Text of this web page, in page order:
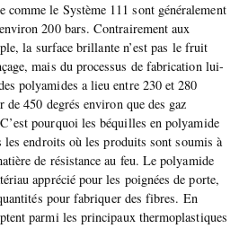
comme le Système 111 sont généralement
200 bars. Contrairement aux
la surface brillante n’est pas le fruit
mais du processus de fabrication lui-
polyamides a lieu entre 230 et 280
de 450 degrés environ que des gaz
pourquoi les béquilles en polyamide
les endroits où les produits sont soumis à
de résistance au feu. Le polyamide
apprécié pour les poignées de porte,
pour fabriquer des fibres. En
parmi les principaux thermoplastiques